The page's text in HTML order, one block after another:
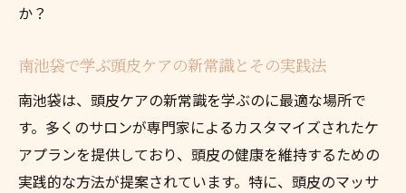
か？
南池袋で学ぶ頭皮ケアの新常識とその実践法
南池袋は、頭皮ケアの新常識を学ぶのに最適な場所で
す。多くのサロンが専門家によるカスタマイズされたケ
アプランを提供しており、頭皮の健康を維持するための
実践的な方法が提案されています。特に、頭皮のマッサ